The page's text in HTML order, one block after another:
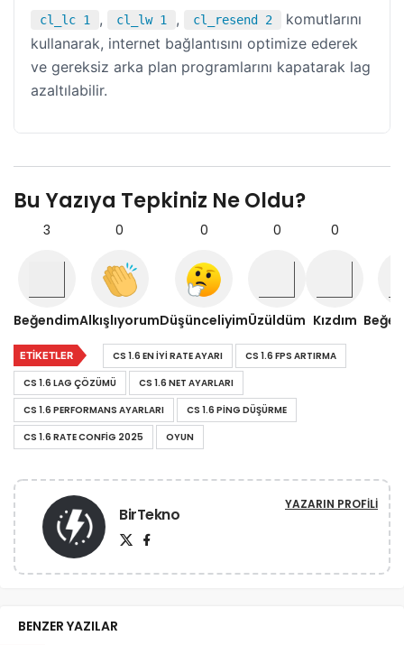
cl_lc 1 , cl_lw 1 , cl_resend 2
komutlarını
kullanarak, internet bağlantısını optimize ederek
ve gereksiz arka plan programlarını kapatarak lag
azaltılabilir.
Bu Yazıya Tepkiniz Ne Oldu?
3
Beğendim
0
Alkışlıyorum
0
Düşünceliyim
0
Üzüldüm
0
Kızdım
ETIKETLER CS 1.6 EN IYI RATE AYARI
CS 1.6 FPS ARTIRMA
CS 1.6 LAG ÇÖZÜMÜ
CS 1.6 NET AYARLARI
CS 1.6 PERFORMANS AYARLARI
CS 1.6 PING DÜŞÜRME
CS 1.6 RATE CONFIG 2025
OYUN
BirTekno YAZARIN PROFILI
BENZER YAZILAR